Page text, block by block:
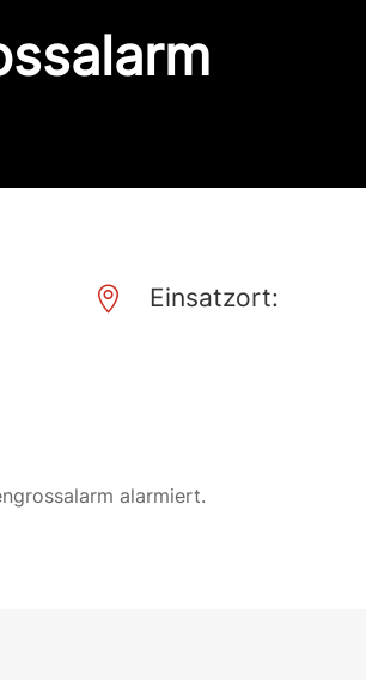
 Einsatzort:
alarmiert.